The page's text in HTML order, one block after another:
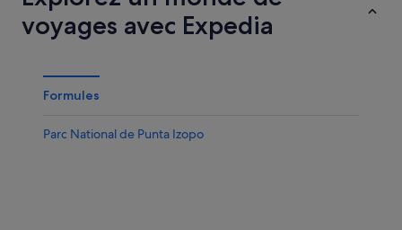
voyages avec Expedia
Formules
Parc National de Punta Izopo